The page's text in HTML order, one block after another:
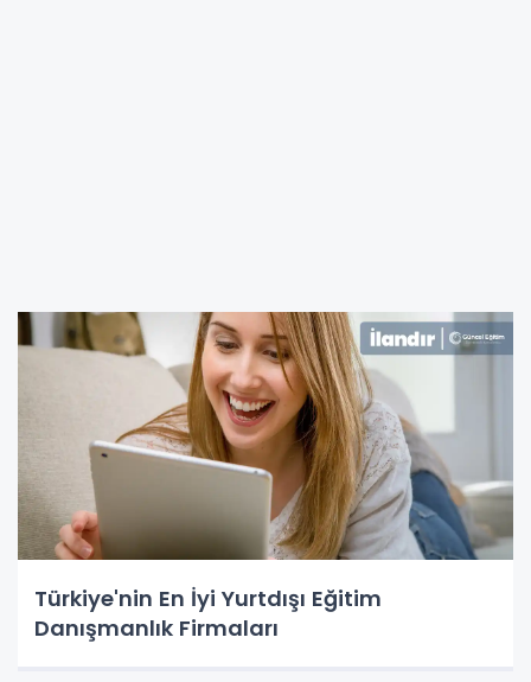
Türkiye'nin En İyi Yurtdışı Eğitim
Danışmanlık Firmaları